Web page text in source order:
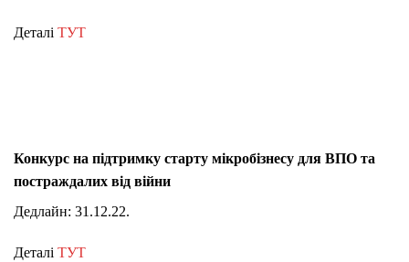
Деталі ТУТ
Конкурс на підтримку старту мікробізнесу для ВПО та
постраждалих від війни
Дедлайн: 31.12.22.
Деталі ТУТ